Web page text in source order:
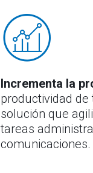
Incrementa la
productividad
solución que
tareas
comunicaciones.